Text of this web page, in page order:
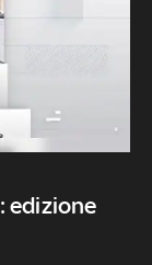
edizione